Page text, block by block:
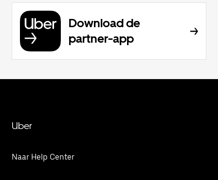
Download de
partner-app
Uber
Naar Help Center